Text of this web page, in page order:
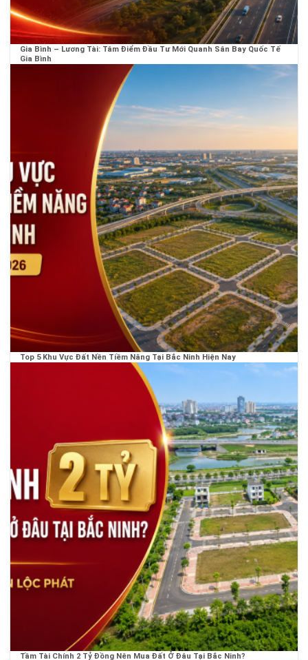
Gia Bình – Lương Tài: Tâm Điểm Đầu Tư Mới Quanh Sân Bay Quốc Tế
Gia Bình
Top 5 Khu Vực Đất Nền Tiềm Năng Tại Bắc Ninh Hiện Nay
Tầm Tài Chính 2 Tỷ Đồng Nên Mua Đất Ở Đâu Tại Bắc Ninh?